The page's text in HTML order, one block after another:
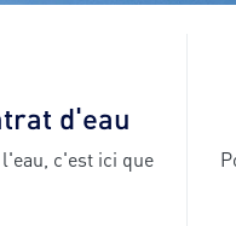
d'eau
c'est ici que